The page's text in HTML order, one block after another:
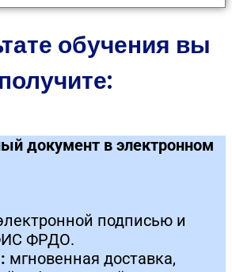
обучения вы
получите:
документ в электронном
подписью и
ФРДО.
мгновенная доставка,